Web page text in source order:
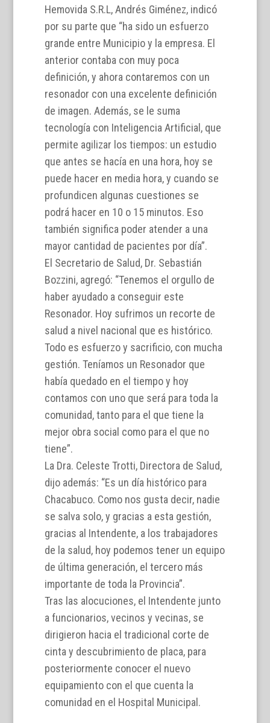
Hemovida S.R.L, Andrés Giménez, indicó
por su parte que “ha sido un esfuerzo
grande entre Municipio y la empresa. El
anterior contaba con muy poca
definición, y ahora contaremos con un
resonador con una excelente definición
de imagen. Además, se le suma
tecnología con Inteligencia Artificial, que
permite agilizar los tiempos: un estudio
que antes se hacía en una hora, hoy se
puede hacer en media hora, y cuando se
profundicen algunas cuestiones se
podrá hacer en 10 o 15 minutos. Eso
también significa poder atender a una
mayor cantidad de pacientes por día”.
El Secretario de Salud, Dr. Sebastián
Bozzini, agregó: “Tenemos el orgullo de
haber ayudado a conseguir este
Resonador. Hoy sufrimos un recorte de
salud a nivel nacional que es histórico.
Todo es esfuerzo y sacrificio, con mucha
gestión. Teníamos un Resonador que
había quedado en el tiempo y hoy
contamos con uno que será para toda la
comunidad, tanto para el que tiene la
mejor obra social como para el que no
tiene”.
La Dra. Celeste Trotti, Directora de Salud,
dijo además: “Es un día histórico para
Chacabuco. Como nos gusta decir, nadie
se salva solo, y gracias a esta gestión,
gracias al Intendente, a los trabajadores
de la salud, hoy podemos tener un equipo
de última generación, el tercero más
importante de toda la Provincia”.
Tras las alocuciones, el Intendente junto
a funcionarios, vecinos y vecinas, se
dirigieron hacia el tradicional corte de
cinta y descubrimiento de placa, para
posteriormente conocer el nuevo
equipamiento con el que cuenta la
comunidad en el Hospital Municipal.